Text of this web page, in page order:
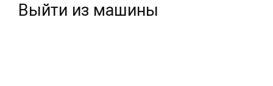
Выйти из машины